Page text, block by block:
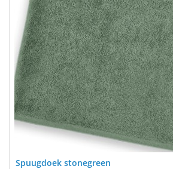
Spuugdoek stonegreen